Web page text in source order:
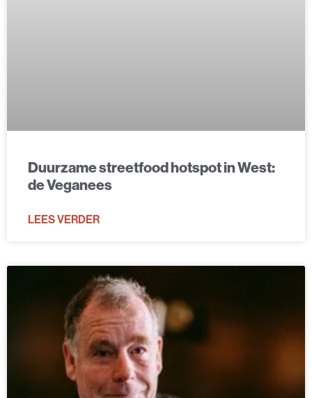
Duurzame streetfood hotspot in West:
de Veganees
LEES VERDER